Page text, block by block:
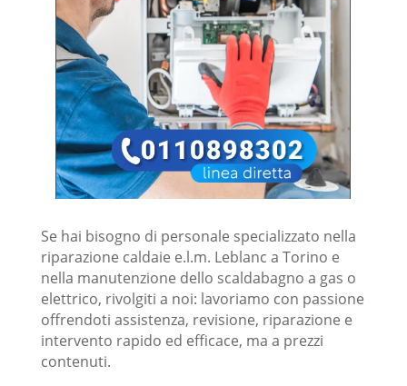
Se hai bisogno di personale specializzato nella
riparazione caldaie e.l.m. Leblanc a Torino e
nella manutenzione dello scaldabagno a gas o
elettrico, rivolgiti a noi: lavoriamo con passione
offrendoti assistenza, revisione, riparazione e
intervento rapido ed efficace, ma a prezzi
contenuti.